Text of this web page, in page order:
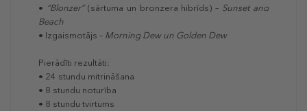
• “Blonzer”(sārtuma un bronzera hibrīds) – Sunset and
Beach
• Izgaismotājs – Morning Dew un Golden Dew
Pierādīti rezultāti:
• 24 stundu mitrināšana
• 8 stundu noturība
• 8 stundu tvirtums